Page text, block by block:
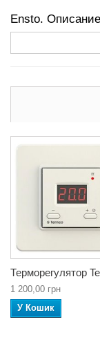
Ensto.
Терморегулятор
1 200,00 грн
У Кошик